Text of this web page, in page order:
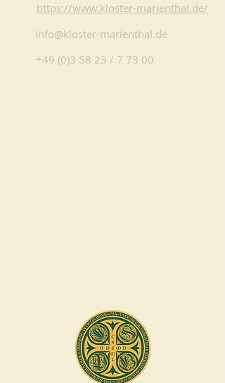
https://www.kloster-marienthal.de/
info@kloster-marienthal.de
+49 (0)3 58 23 / 7 73 00